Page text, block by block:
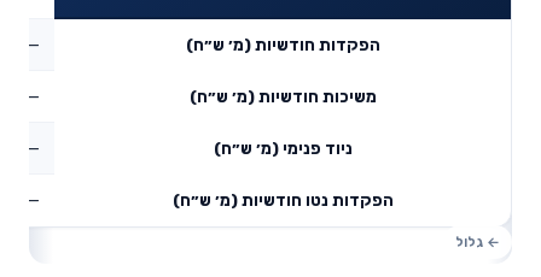
הפקדות חודשיות (מ׳ ש״ח) —
משיכות חודשיות (מ׳ ש״ח) —
ניוד פנימי (מ׳ ש״ח) —
הפקדות נטו חודשיות (מ׳ ש״ח) —